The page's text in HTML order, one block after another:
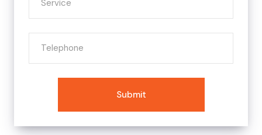
Submit